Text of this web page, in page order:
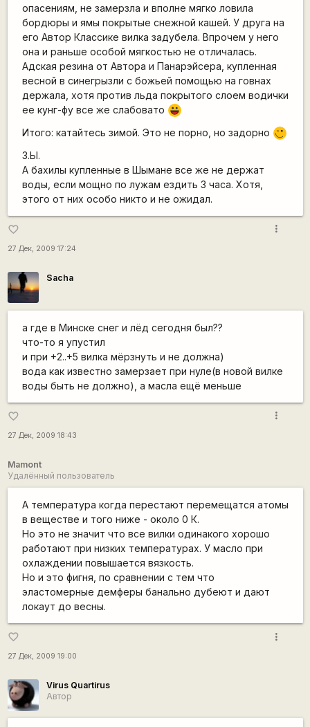
опасениям, не замерзла и вполне мягко ловила
бордюры и ямы покрытые снежной кашей. У друга на
его Автор Классике вилка задубела. Впрочем у него
она и раньше особой мягкостью не отличалась.
Адская резина от Автора и Панарэйсера, купленная
весной в синегрызли с божьей помощью на говнах
держала, хотя против льда покрытого слоем водички
ее кунг-фу все же слабовато |-))
Итого: катайтесь зимой. Это не порно, но задорно
;)
З.Ы.
А бахилы купленные в Шымане все же не держат
воды, если мощно по лужам ездить 3 часа. Хотя,
этого от них особо никто и не ожидал.
favorite_border
27 Дек, 2009 17:24
more_vert
Sacha
а где в Минске снег и лёд сегодня был??
что-то я упустил
и при +2..+5 вилка мёрзнуть и не должна)
вода как известно замерзает при нуле(в новой вилке
воды быть не должно), а масла ещё меньше
favorite_border
27 Дек, 2009 18:43
more_vert
Mamont
Удалённый пользователь
А температура когда перестают перемещатся атомы
в веществе и того ниже - около 0 К.
Но это не значит что все вилки одинакого хорошо
работают при низких температурах. У масло при
охлаждении повышается вязкость.
Но и это фигня, по сравнении с тем что
эластомерные демферы банально дубеют и дают
локаут до весны.
favorite_border
27 Дек, 2009 19:00
more_vert
Virus Quartirus
Автор